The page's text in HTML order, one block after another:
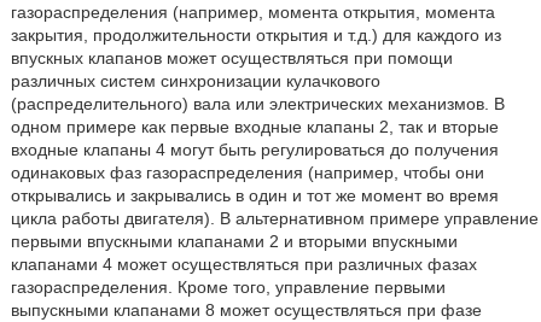
газораспределения (например, момента открытия, момента
закрытия, продолжительности открытия и т.д.) для каждого из
впускных клапанов может осуществляться при помощи
различных систем синхронизации кулачкового
(распределительного) вала или электрических механизмов. В
одном примере как первые входные клапаны 2, так и вторые
входные клапаны 4 могут быть регулироваться до получения
одинаковых фаз газораспределения (например, чтобы они
открывались и закрывались в один и тот же момент во время
цикла работы двигателя). В альтернативном примере управление
первыми впускными клапанами 2 и вторыми впускными
клапанами 4 может осуществляться при различных фазах
газораспределения. Кроме того, управление первыми
выпускными клапанами 8 может осуществляться при фазе